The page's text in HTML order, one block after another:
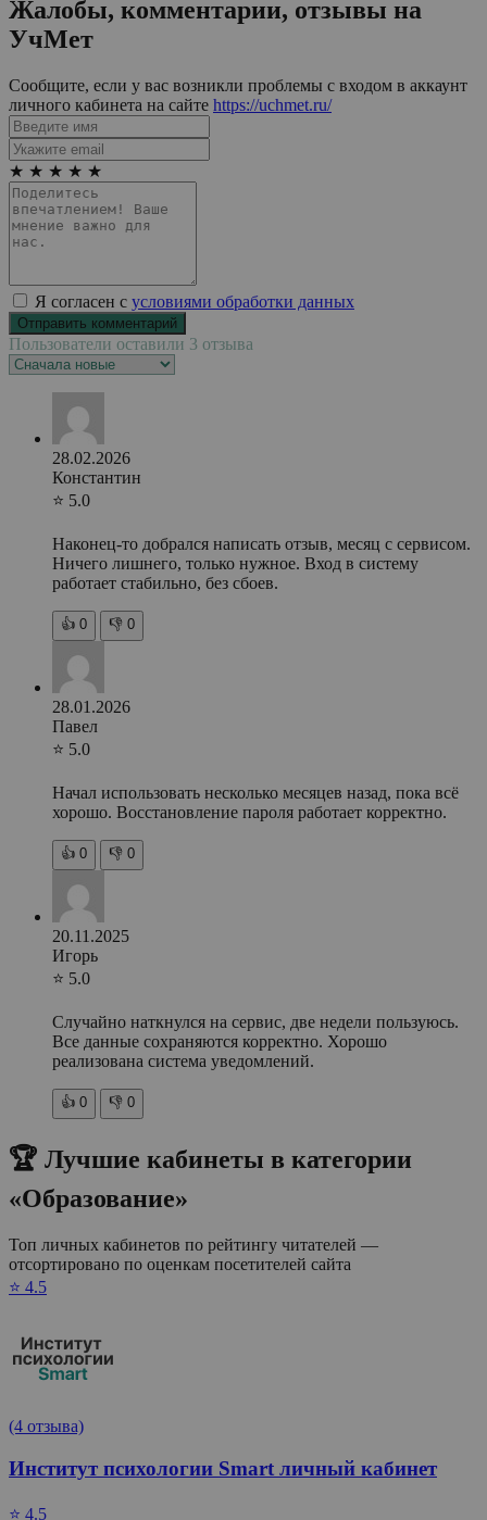
Жалобы, комментарии, отзывы на
УчМет
Сообщите, если у вас возникли проблемы с входом в аккаунт
личного кабинета на сайте https://uchmet.ru/
★ ★ ★ ★ ★
Я согласен с условиями обработки данных
Пользователи оставили 3 отзыва
28.02.2026
Константин
⭐ 5.0
Наконец-то добрался написать отзыв, месяц с сервисом.
Ничего лишнего, только нужное. Вход в систему
работает стабильно, без сбоев.
👍 0 👎 0
28.01.2026
Павел
⭐ 5.0
Начал использовать несколько месяцев назад, пока всё
хорошо. Восстановление пароля работает корректно.
👍 0 👎 0
20.11.2025
Игорь
⭐ 5.0
Случайно наткнулся на сервис, две недели пользуюсь.
Все данные сохраняются корректно. Хорошо
реализована система уведомлений.
👍 0 👎 0
🏆 Лучшие кабинеты в категории
«Образование»
Топ личных кабинетов по рейтингу читателей —
отсортировано по оценкам посетителей сайта
⭐ 4.5
(4 отзыва)
Институт психологии Smart личный кабинет
⭐ 4.5